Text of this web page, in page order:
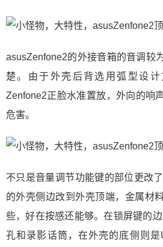
asusZenfone2的外接音箱的音调较
楚。由于外壳后背选用弧型设
Zenfone2正脸水准置放，外向的响
危害。
不只是音量调节功能键的部位更改
的外壳侧边改到外壳顶端，金属材
些，好在按感还能够。在锁屏键的
孔和录影话筒，在外壳的底侧则